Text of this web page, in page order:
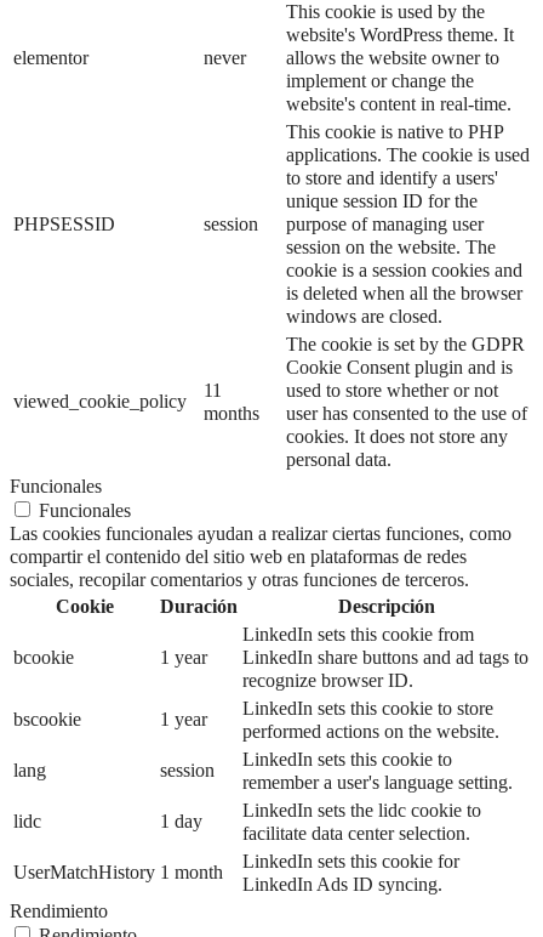
elementor never
This cookie is used by the
website's WordPress theme. It
allows the website owner to
implement or change the
website's content in real-time.
PHPSESSID session
This cookie is native to PHP
applications. The cookie is used
to store and identify a users'
unique session ID for the
purpose of managing user
session on the website. The
cookie is a session cookies and
is deleted when all the browser
windows are closed.
viewed_cookie_policy
11
months
The cookie is set by the GDPR
Cookie Consent plugin and is
used to store whether or not
user has consented to the use of
cookies. It does not store any
personal data.
Funcionales
Funcionales
Las cookies funcionales ayudan a realizar ciertas funciones, como
compartir el contenido del sitio web en plataformas de redes
sociales, recopilar comentarios y otras funciones de terceros.
Cookie
Duración Descripción
bcookie 1 year
LinkedIn sets this cookie from
LinkedIn share buttons and ad tags to
recognize browser ID.
bscookie
1 year
LinkedIn sets this cookie to store
performed actions on the website.
lang
session
LinkedIn sets this cookie to
remember a user's language setting.
lidc
1 day
LinkedIn sets the lidc cookie to
facilitate data center selection.
UserMatchHistory 1 month
LinkedIn sets this cookie for
LinkedIn Ads ID syncing.
Rendimiento